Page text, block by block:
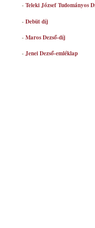
- Teleki József Tudományos
- Debüt díj
- Maros Dezső-díj
- Jenei Dezső-emléklap